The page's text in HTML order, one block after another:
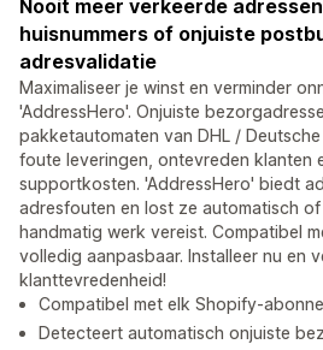
Nooit meer verkeerde
huisnummers of onjuiste
adresvalidatie
Maximaliseer je winst en verminder
'AddressHero'. Onjuiste
pakketautomaten van DHL /
foute leveringen, ontevreden klanten
supportkosten. 'AddressHero' biedt
adresfouten en lost ze automatisch
handmatig werk vereist. Compatibel
volledig aanpasbaar. Installeer nu en
klanttevredenheid!
Compatibel met elk Shopify-
Detecteert automatisch onjuiste